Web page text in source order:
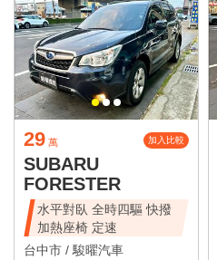
29 萬 加入比較
SUBARU
FORESTER
水平對臥 全時四驅 快撥
加熱座椅 定速
台中市 /駿曜汽車